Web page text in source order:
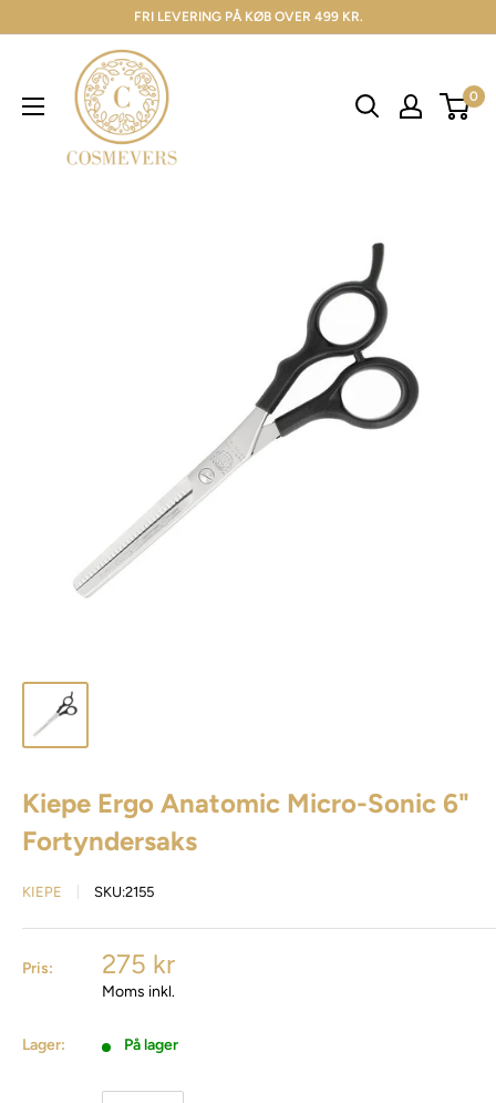
FRI LEVERING PÅ KØB OVER 499 KR.
0
Kiepe Ergo Anatomic Micro-Sonic 6"
Fortyndersaks
KIEPE SKU:2155
Pris: 275 kr
Moms inkl.
Lager: På lager